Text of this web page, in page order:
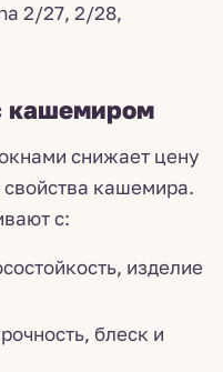
2/27, 2/28,
кашемиром
снижает цену
кашемира.
с:
изделие
блеск и